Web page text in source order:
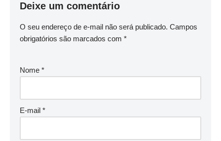
Deixe um comentário
O seu endereço de e-mail não será publicado. Campos
obrigatórios são marcados com *
Nome *
E-mail *